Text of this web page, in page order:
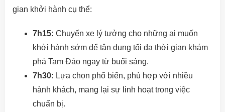
gian khởi hành cụ thể:
7h15: Chuyến xe lý tưởng cho những ai muốn
khởi hành sớm để tận dụng tối đa thời gian khám
phá Tam Đảo ngay từ buổi sáng.
7h30: Lựa chọn phổ biến, phù hợp với nhiều
hành khách, mang lại sự linh hoạt trong việc
chuẩn bị.